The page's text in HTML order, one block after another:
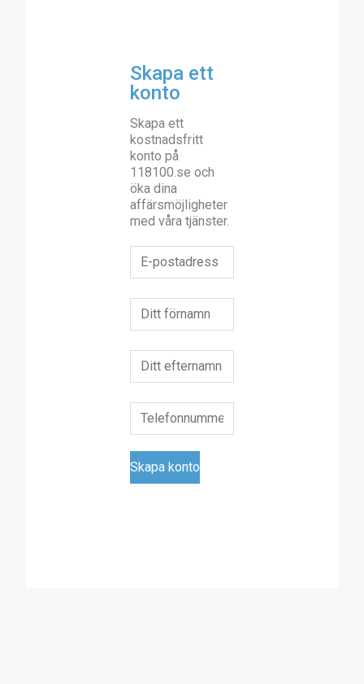
Skapa ett
konto
Skapa ett
kostnadsfritt
konto på
118100.se och
öka dina
affärsmöjligheter
med våra tjänster.